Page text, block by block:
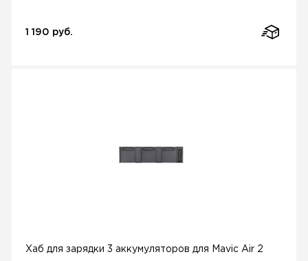
1 190 руб.
Хаб для зарядки 3 аккумуляторов для Mavic Air 2